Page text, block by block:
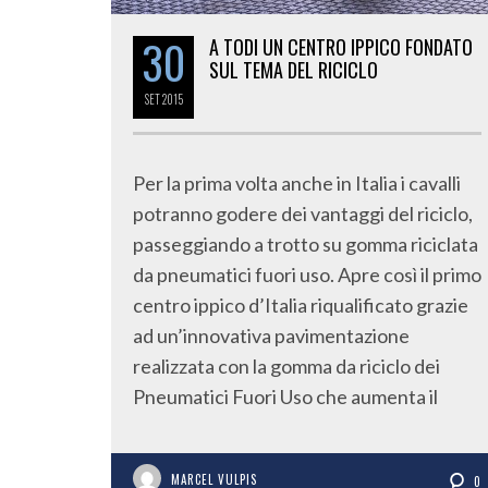
30
SET2015
A TODI UN CENTRO IPPICO FONDATO
SUL TEMA DEL RICICLO
Per la prima volta anche in Italia i cavalli
potranno godere dei vantaggi del riciclo,
passeggiando a trotto su gomma riciclata
da pneumatici fuori uso. Apre così il primo
centro ippico d’Italia riqualificato grazie
ad un’innovativa pavimentazione
realizzata con la gomma da riciclo dei
Pneumatici Fuori Uso che aumenta il
MARCEL VULPIS 0